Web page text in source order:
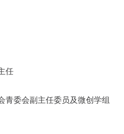
任
青委会副主任委员及微创学组